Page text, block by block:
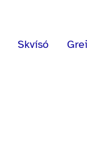
Skvísó